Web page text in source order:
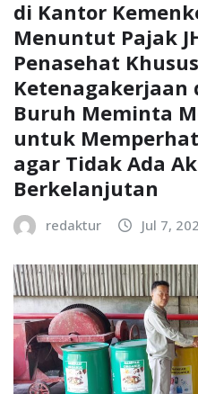
di Kantor
Menuntut Pajak
Penasehat
Ketenagakerjaan
Buruh Meminta
untuk
agar Tidak Ada
Berkelanjutan
redaktur Jul 7,